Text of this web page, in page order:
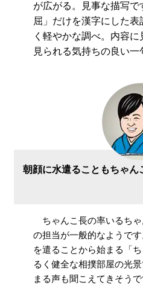
が広がる。見事な描写で
屈」だけを漢字にした
く軽やかな調べ。内容
見られる気持ちの良い一
朝顔に水遣ることもちゃん
ちゃんこ長の率いるち
の担当が一般的なようで
を遣ることから始まる「
るく健全な相撲部屋の光
まる声も聞こえてきそうで